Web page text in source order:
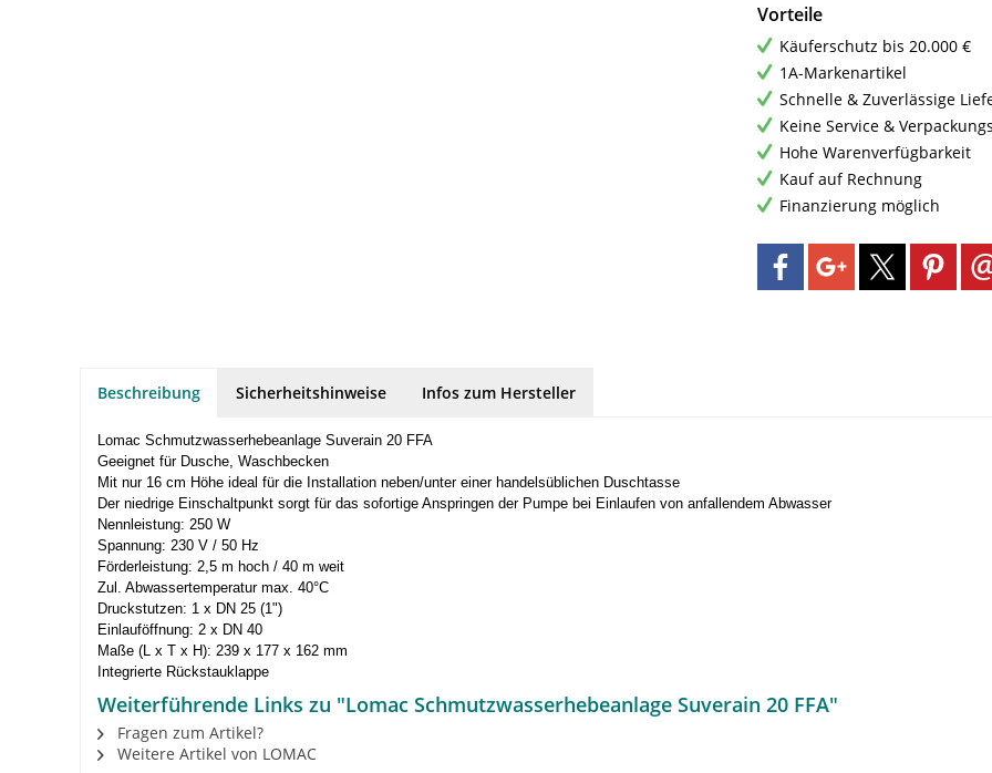
Vorteile
Käuferschutz bis 20.000 €
1A-Markenartikel
Schnelle & Zuverlässige
Keine Service &
Hohe Warenverfügbarkeit
Kauf auf Rechnung
Finanzierung möglich
Beschreibung Sicherheitshinweise Infos zum Hersteller
Lomac Schmutzwasserhebeanlage Suverain 20 FFA
Geeignet für Dusche, Waschbecken
Mit nur 16 cm Höhe ideal für die Installation neben/unter einer handelsüblichen Duschtasse
Der niedrige Einschaltpunkt sorgt für das sofortige Anspringen der Pumpe bei Einlaufen von anfallendem Abwasser
Nennleistung: 250 W
Spannung: 230 V / 50 Hz
Förderleistung: 2,5 m hoch / 40 m weit
Zul. Abwassertemperatur max. 40°C
Druckstutzen: 1 x DN 25 (1")
Einlauföffnung: 2 x DN 40
Maße (L x T x H): 239 x 177 x 162 mm
Integrierte Rückstauklappe
Weiterführende Links zu "Lomac Schmutzwasserhebeanlage Suverain 20 FFA"
Fragen zum Artikel?
Weitere Artikel von LOMAC